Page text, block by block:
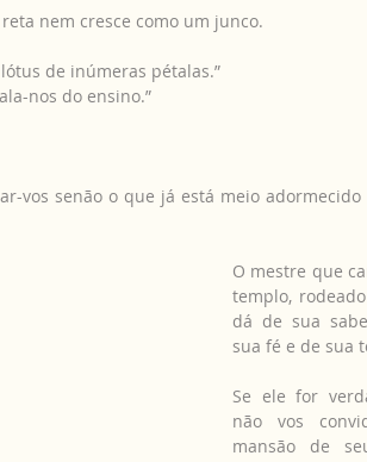
nem cresce como um junco.
de inúmeras pétalas.”
nos do ensino.”
vos senão o que já está meio
O mestre que
templo,
dá de sua
sua fé e de sua
Se ele for
não vos
mansão de